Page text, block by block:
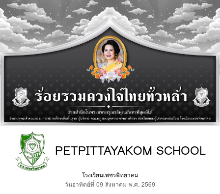
PETPITTAYAKOM SCHOOL
โรงเรียนเพชรพิทยาคม
วันอาทิตย์ที่ 09 สิงหาคม พ.ศ. 2569